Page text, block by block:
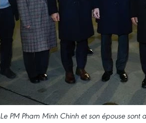
Le PM Pham Minh Chinh et son épouse